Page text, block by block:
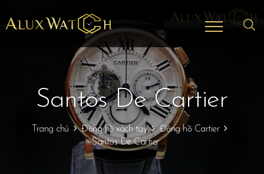
Santos De Cartier
Trang chủ Đồng hồ xách tay
Đồng hồ Cartier
Santos De Cartier